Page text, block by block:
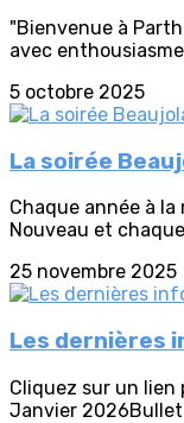
"Bienvenue à
avec
5 octobre 2025
La soirée
Chaque année à
Nouveau et
25 novembre 2025
Les dernières
Cliquez sur un lien
Janvier